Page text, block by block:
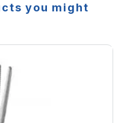
you might